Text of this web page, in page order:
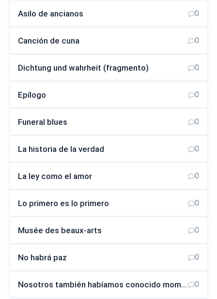
Asilo de ancianos 0
Canción de cuna 0
Dichtung und wahrheit (fragmento) 0
Epílogo 0
Funeral blues 0
La historia de la verdad 0
La ley como el amor 0
Lo primero es lo primero 0
Musée des beaux-arts 0
No habrá paz 0
Nosotros también habíamos conocido momentos dorados 0